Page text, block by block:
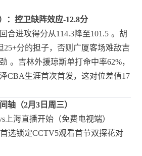
：控卫缺阵效应-12.8分
合进攻得分从114.3降至101.5 。胡
25+分的担子，否则广厦客场难敌吉
。吉林外援琼斯单打命中率62%，
CBA生涯首次首发，这对位差值17
轴（2月3日周三）
上海直播开始（免费电视端）
选锁定CCTV5观看首节双探花对